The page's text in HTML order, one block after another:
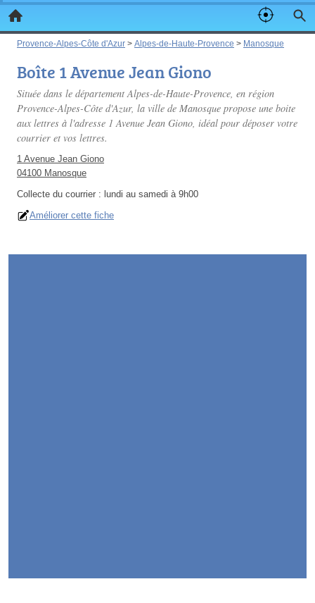
Provence-Alpes-Côte d'Azur > Alpes-de-Haute-Provence > Manosque
Boîte 1 Avenue Jean Giono
Située dans le département Alpes-de-Haute-Provence, en région
Provence-Alpes-Côte d'Azur, la ville de Manosque propose une boite
aux lettres à l'adresse 1 Avenue Jean Giono, idéal pour déposer votre
courrier et vos lettres.
1 Avenue Jean Giono
04100 Manosque
Collecte du courrier : lundi au samedi à 9h00
Améliorer cette fiche